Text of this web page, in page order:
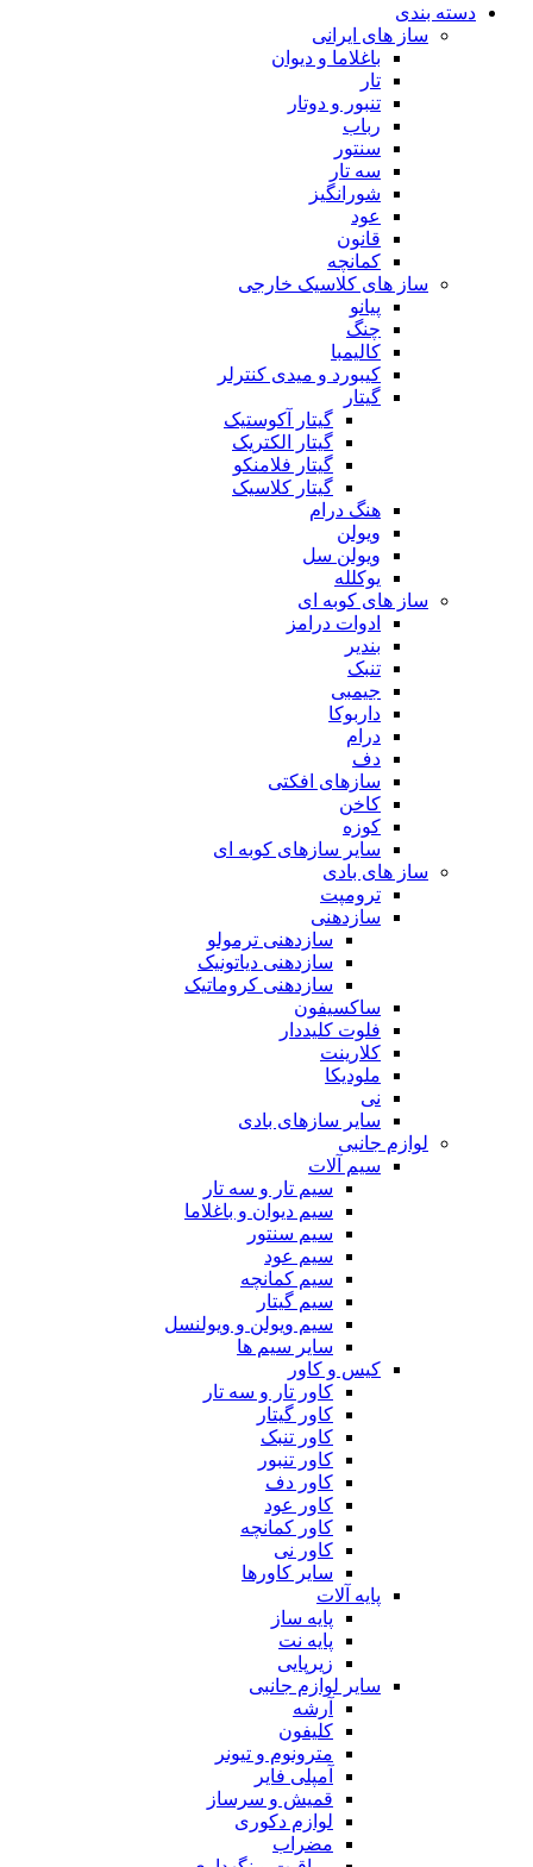
دسته بندی
ساز های ایرانی
باغلاما و دیوان
تار
تنبور و دوتار
رباب
سنتور
سه تار
شورانگیز
عود
قانون
کمانچه
ساز های کلاسیک خارجی
پیانو
چنگ
کالیمبا
کیبورد و میدی کنترلر
گیتار
گیتار آکوستیک
گیتار الکتریک
گیتار فلامنکو
گیتار کلاسیک
هنگ درام
ویولن
ویولن سل
یوکلله
ساز های کوبه ای
ادوات درامز
بندیر
تنبک
جیمبی
داربوکا
درام
دف
سازهای افکتی
کاخن
کوزه
سایر سازهای کوبه ای
ساز های بادی
ترومپت
سازدهنی
سازدهنی ترمولو
سازدهنی دیاتونیک
سازدهنی کروماتیک
ساکسیفون
فلوت کلیددار
کلارینت
ملودیکا
نی
سایر سازهای بادی
لوازم جانبی
سیم آلات
سیم تار و سه تار
سیم دیوان و باغلاما
سیم سنتور
سیم عود
سیم کمانچه
سیم گیتار
سیم ویولن و ویولنسل
سایر سیم ها
کیس و کاور
کاور تار و سه تار
کاور گیتار
کاور تنبک
کاور تنبور
کاور دف
کاور عود
کاور کمانچه
کاور نی
سایر کاورها
پایه آلات
پایه ساز
پایه نت
زیرپایی
سایر لوازم جانبی
آرشه
کلیفون
مترونوم و تیونر
آمپلی فایر
قمیش و سرساز
لوازم دکوری
مضراب